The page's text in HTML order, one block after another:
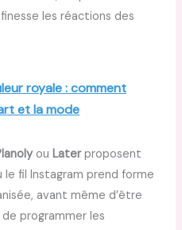
les réactions des
royale : comment
et la mode
ouLaterproposent
le fil Instagram prend forme
avant même d’être
programmer les